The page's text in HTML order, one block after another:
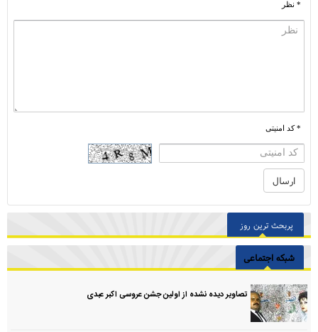
* نظر
* کد امنیتی
پربحث ترین روز
شبکه اجتماعی
تصاویر دیده نشده از اولین جشن عروسی اکبر عبدی